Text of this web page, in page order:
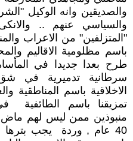
والصديقين وانه الوكيل
والسياسي عنهم ..
"المتزلفين" من الاعراب
باسم مظلومية الاقاليم
طرح بعدا جديدا في
سرطانية تدميرية في شق
الاخلاقية باسم المناطقية
تمزيقنا باسم الطائفية
منبوذين ممن ليس لهم
40 عام , وردة يجب